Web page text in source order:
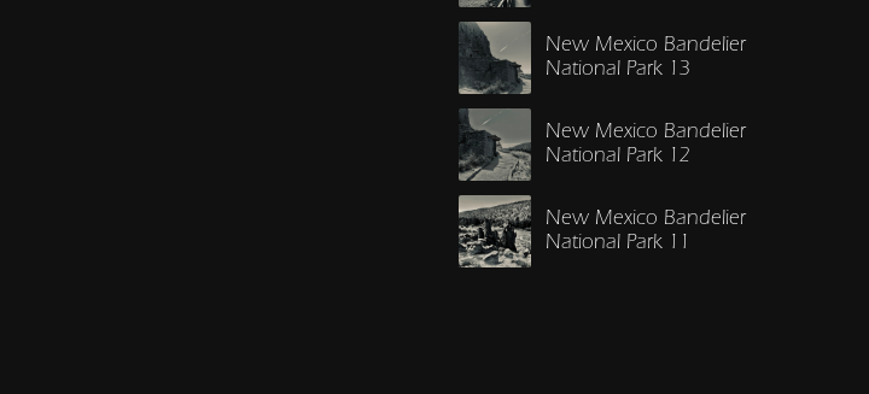
New Mexico Bandelier
National Park 13
New Mexico Bandelier
National Park 12
New Mexico Bandelier
National Park 11